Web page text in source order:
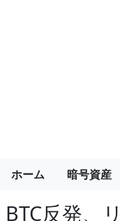
ホーム 暗号資産
BTC反発、